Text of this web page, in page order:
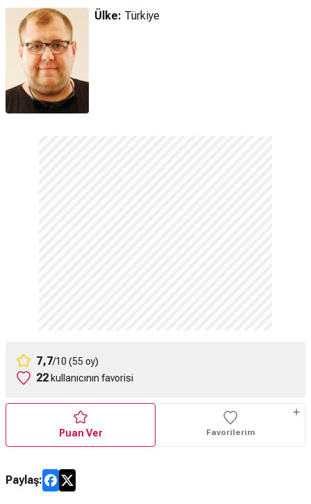
Ülke: Türkiye
7,7/10 (55 oy)
22 kullanıcının favorisi
Puan Ver Favorilerim
Paylaş: